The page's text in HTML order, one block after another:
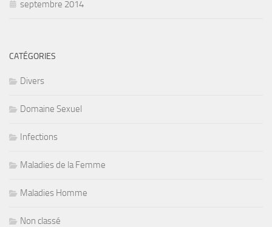
septembre 2014
CATÉGORIES
Divers
Domaine Sexuel
Infections
Maladies de la Femme
Maladies Homme
Non classé